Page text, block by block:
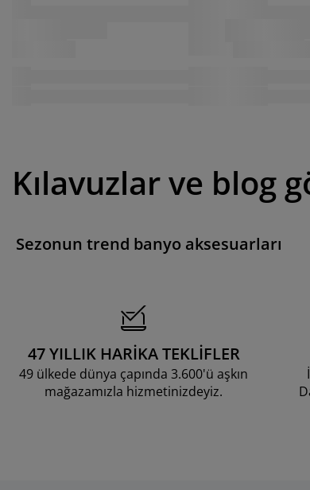
Kılavuzlar ve blog
Sezonun trend banyo aksesuarları
47 YILLIK HARİKA TEKLİFLER
49 ülkede dünya çapında 3.600'ü aşkın
mağazamızla hizmetinizdeyiz.